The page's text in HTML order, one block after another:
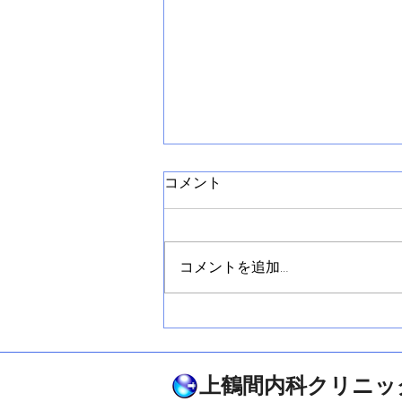
インフルエンザ罹患後のワク
回復後の接種は有用。別株や重症
化を減らせます。 【要点】 自然
感染も起こります。中等度以上の
コメント
コメントを追加…
上鶴間内科クリニッ